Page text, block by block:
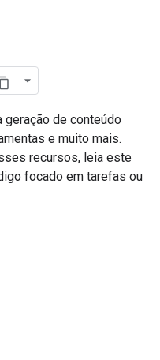
geração de conteúdo
e muito mais.
recursos, leia este
focado em tarefas ou